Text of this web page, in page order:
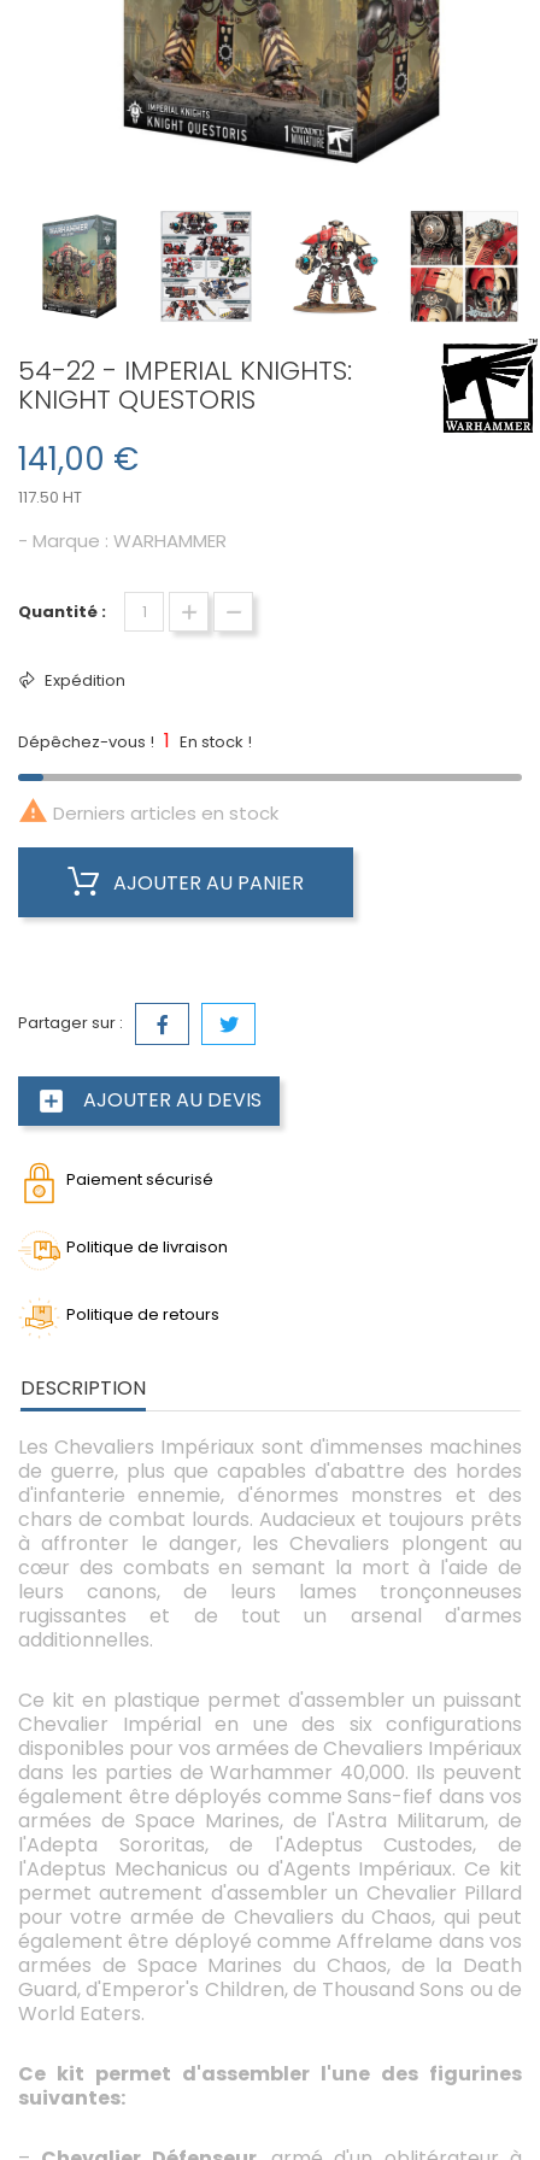
54-22 - IMPERIAL KNIGHTS:
KNIGHT QUESTORIS
141,00 €
117.50 HT
- Marque : WARHAMMER
Quantité :
Expédition
Dépêchez-vous ! 1 En stock !
 Derniers articles en stock
AJOUTER AU PANIER
Partager sur :
add_box AJOUTER AU DEVIS
Paiement sécurisé
Politique de livraison
Politique de retours
DESCRIPTION
Les Chevaliers Impériaux sont d'immenses machines
de guerre, plus que capables d'abattre des hordes
d'infanterie ennemie, d'énormes monstres et des
chars de combat lourds. Audacieux et toujours prêts
à affronter le danger, les Chevaliers plongent au
cœur des combats en semant la mort à l'aide de
leurs canons, de leurs lames tronçonneuses
rugissantes et de tout un arsenal d'armes
additionnelles.
Ce kit en plastique permet d'assembler un puissant
Chevalier Impérial en une des six configurations
disponibles pour vos armées de Chevaliers Impériaux
dans les parties de Warhammer 40,000. Ils peuvent
également être déployés comme Sans-fief dans vos
armées de Space Marines, de l'Astra Militarum, de
l'Adepta Sororitas, de l'Adeptus Custodes, de
l'Adeptus Mechanicus ou d'Agents Impériaux. Ce kit
permet autrement d'assembler un Chevalier Pillard
pour votre armée de Chevaliers du Chaos, qui peut
également être déployé comme Affrelame dans vos
armées de Space Marines du Chaos, de la Death
Guard, d'Emperor's Children, de Thousand Sons ou de
World Eaters.
Ce kit permet d'assembler l'une des figurines
suivantes: